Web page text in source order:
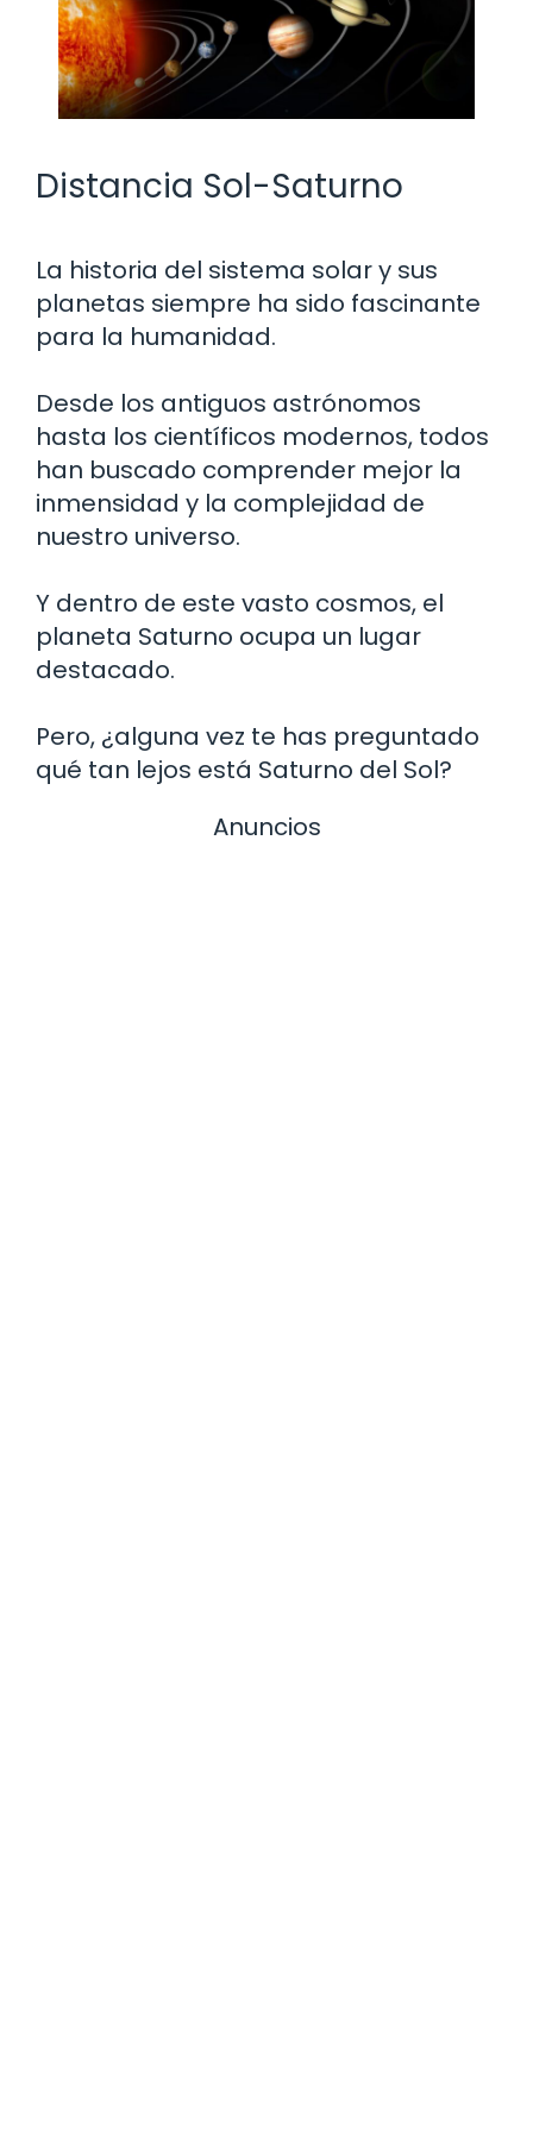
Distancia Sol-Saturno
La historia del sistema solar y sus
planetas siempre ha sido fascinante
para la humanidad.
Desde los antiguos astrónomos
hasta los científicos modernos, todos
han buscado comprender mejor la
inmensidad y la complejidad de
nuestro universo.
Y dentro de este vasto cosmos, el
planeta Saturno ocupa un lugar
destacado.
Pero, ¿alguna vez te has preguntado
qué tan lejos está Saturno del Sol?
Anuncios